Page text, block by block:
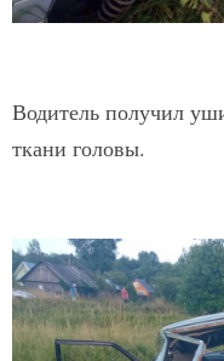
Водитель получил
ткани головы.